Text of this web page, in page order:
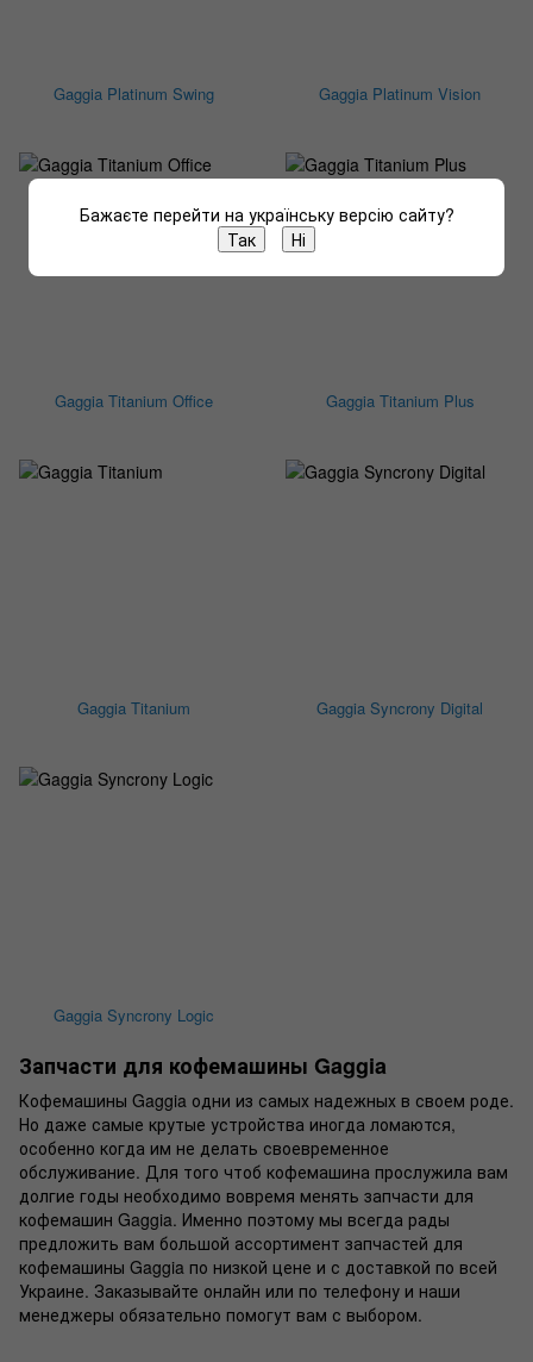
Запчасти для кофемашины Gaggia
Кофемашины Gaggia одни из самых надежных в своем роде.
Но даже самые крутые устройства иногда ломаются,
особенно когда им не делать своевременное
обслуживание. Для того чтоб кофемашина прослужила вам
долгие годы необходимо вовремя менять запчасти для
кофемашин Gaggia. Именно поэтому мы всегда рады
предложить вам большой ассортимент запчастей для
кофемашины Gaggia по низкой цене и с доставкой по всей
Украине. Заказывайте онлайн или по телефону и наши
менеджеры обязательно помогут вам с выбором.
Gaggia Platinum Swing Gaggia Platinum Vision
Gaggia Titanium Office Gaggia Titanium Plus
Gaggia Titanium Gaggia Syncrony Digital
Gaggia Syncrony Logic
Бажаєте перейти на українську версію сайту?
Так
Ні